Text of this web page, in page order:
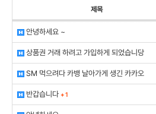
제목
안녕하세요 ~
상품권 거래 하려고 가입하게 되었습니당
SM 먹으려다 카뱅 날아가게 생긴 카카오
반갑습니다 + 1